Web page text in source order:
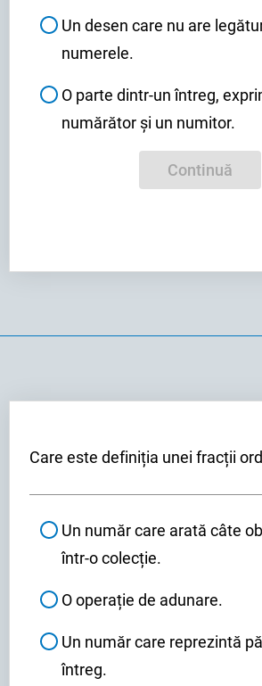
Un desen care nu are
numerele.
O parte dintr-un întreg,
numărător și un numitor.
Continuă
Care este definiția unei fracții
Un număr care arată câte
într-o colecție.
O operație de adunare.
Un număr care reprezintă
întreg.